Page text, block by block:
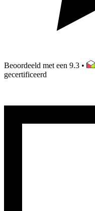
Beoordeeld met een 9.3 •
gecertificeerd